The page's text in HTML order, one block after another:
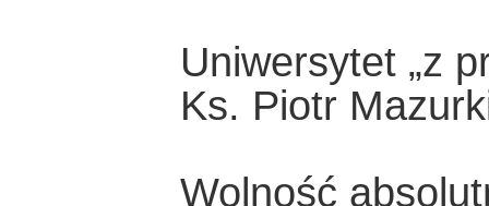
Uniwersytet „z
Ks. Piotr
Wolność